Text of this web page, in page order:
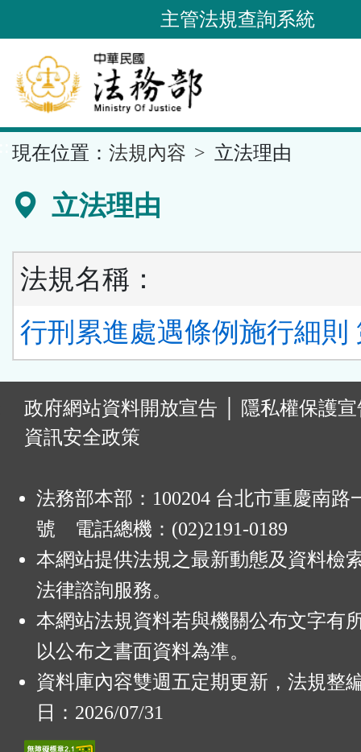
到
要
內
容
區
主管法規查詢系統
現在位置： 法規內容 立法理由
立法理由
法規名稱：
行刑累進處遇條例施行細則
政府網站資料開放宣告
隱私權保護
資訊安全政策
法務部本部：100204 台北市重慶南路
號 電話總機：(02)2191-0189
本網站提供法規之最新動態及資料檢
法律諮詢服務。
本網站法規資料若與機關公布文字有
以公布之書面資料為準。
資料庫內容雙週五定期更新，法規整
日：2026/07/31